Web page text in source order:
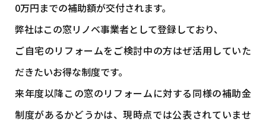
0万円までの補助額が交付されます。
弊社はこの窓リノベ事業者として登録しており、
ご自宅のリフォームをご検討中の方はぜ活用していた
だきたいお得な制度です。
来年度以降この窓のリフォームに対する同様の補助金
制度があるかどうかは、現時点では公表されていませ